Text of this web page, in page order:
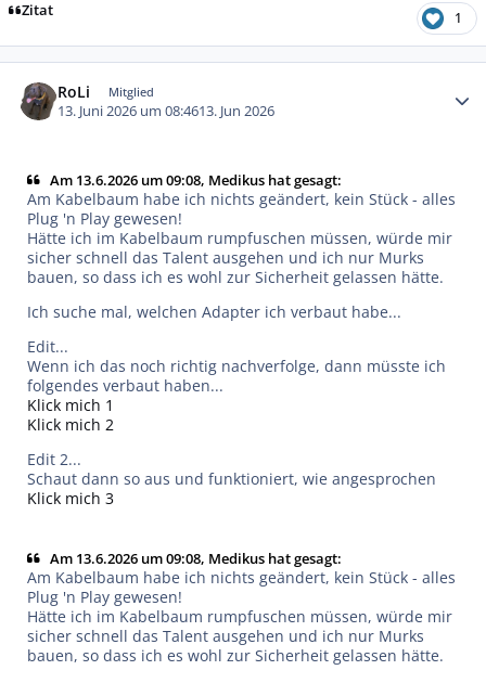
Zitat 1
RoLi Mitglied
13. Juni 2026 um 08:4613. Jun 2026
Am 13.6.2026 um 09:08, Medikus hat gesagt:
Am Kabelbaum habe ich nichts geändert, kein Stück - alles
Plug 'n Play gewesen!
Hätte ich im Kabelbaum rumpfuschen müssen, würde mir
sicher schnell das Talent ausgehen und ich nur Murks
bauen, so dass ich es wohl zur Sicherheit gelassen hätte.
Ich suche mal, welchen Adapter ich verbaut habe...
Edit...
Wenn ich das noch richtig nachverfolge, dann müsste ich
folgendes verbaut haben...
Klick mich 1
Klick mich 2
Edit 2...
Schaut dann so aus und funktioniert, wie angesprochen
Klick mich 3
Am 13.6.2026 um 09:08, Medikus hat gesagt:
Am Kabelbaum habe ich nichts geändert, kein Stück - alles
Plug 'n Play gewesen!
Hätte ich im Kabelbaum rumpfuschen müssen, würde mir
sicher schnell das Talent ausgehen und ich nur Murks
bauen, so dass ich es wohl zur Sicherheit gelassen hätte.